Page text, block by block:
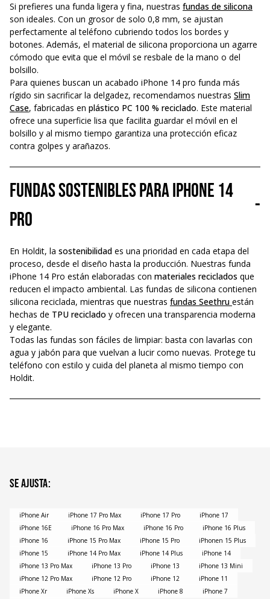
Si prefieres una funda ligera y fina, nuestras fundas de silicona
son ideales. Con un grosor de solo 0,8 mm, se ajustan
perfectamente al teléfono cubriendo todos los bordes y
botones. Además, el material de silicona proporciona un agarre
cómodo que evita que el móvil se resbale de la mano o del
bolsillo.
Para quienes buscan un acabado iPhone 14 pro funda más
rígido sin sacrificar la delgadez, recomendamos nuestras Slim
Case, fabricadas en plástico PC 100 % reciclado. Este material
ofrece una superficie lisa que facilita guardar el móvil en el
bolsillo y al mismo tiempo garantiza una protección eficaz
contra golpes y arañazos.
Fundas sostenibles para iPhone 14
Pro
-
En Holdit, la sostenibilidad es una prioridad en cada etapa del
proceso, desde el diseño hasta la producción. Nuestras funda
iPhone 14 Pro están elaboradas con materiales reciclados que
reducen el impacto ambiental. Las fundas de silicona contienen
silicona reciclada, mientras que nuestras fundas Seethru están
hechas de TPU reciclado y ofrecen una transparencia moderna
y elegante.
Todas las fundas son fáciles de limpiar: basta con lavarlas con
agua y jabón para que vuelvan a lucir como nuevas. Protege tu
teléfono con estilo y cuida del planeta al mismo tiempo con
Holdit.
Se ajusta:
iPhone Air iPhone 17 Pro Max iPhone 17 Pro
iPhone 17
iPhone 16E
iPhone 16 Pro Max iPhone 16 Pro
iPhone 16 Plus
iPhone 16
iPhone 15 Pro Max iPhone 15 Pro
iPhonen 15 Plus
iPhone 15
iPhone 14 Pro Max iPhone 14 Plus
iPhone 14
iPhone 13 Pro Max
iPhone 13 Pro iPhone 13
iPhone 13 Mini
iPhone 12 Pro Max
iPhone 12 Pro iPhone 12
iPhone 11
iPhone Xr
iPhone Xs iPhone X iPhone 8
iPhone 7